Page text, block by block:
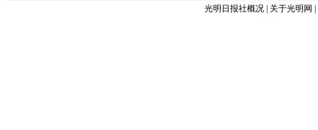
光明日报社概况 关于光明网